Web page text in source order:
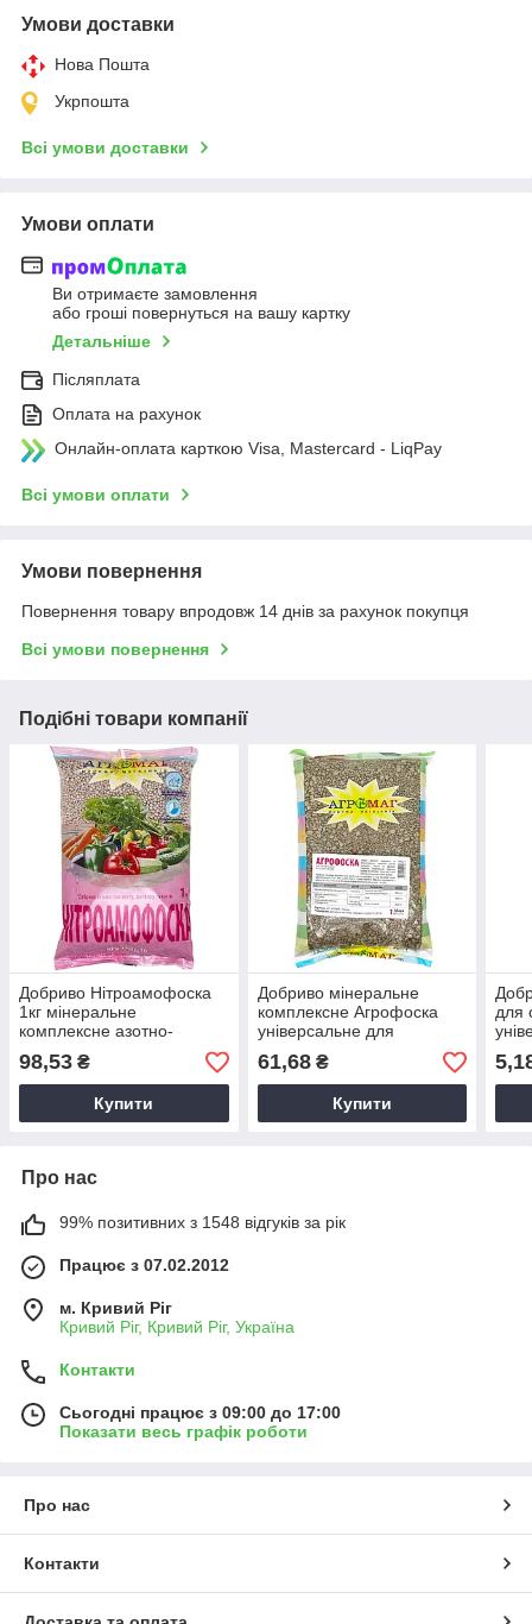
Умови доставки
Нова Пошта
Укрпошта
Всі умови доставки
Умови оплати
Ви отримаєте замовлення
або гроші повернуться на вашу картку
Детальніше
Післяплата
Оплата на рахунок
Онлайн-оплата карткою Visa, Mastercard - LiqPay
Всі умови оплати
Умови повернення
Повернення товару впродовж 14 днів за рахунок покупця
Всі умови повернення
Подібні товари компанії
Добриво Нітроамофоска
1кг мінеральне
комплексне азотно-
фосфорно-калійне
універсальне
98,53 ₴
Купити
Добриво мінеральне
комплексне Агрофоска
універсальне для
підживлення рослин, 1кг
61,68₴
Купити
для
Про нас
99% позитивних з 1548 відгуків за рік
Працює з 07.02.2012
м. Кривий Ріг
Кривий Ріг, Кривий Ріг, Україна
Контакти
Сьогодні працює з 09:00 до 17:00
Показати весь графік роботи
Про нас
Контакти